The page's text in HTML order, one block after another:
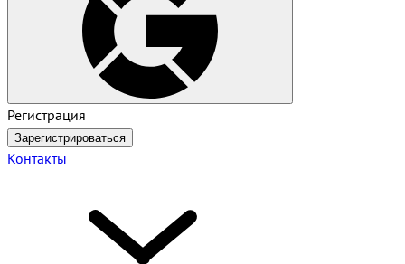
Регистрация
Зарегистрироваться
Контакты